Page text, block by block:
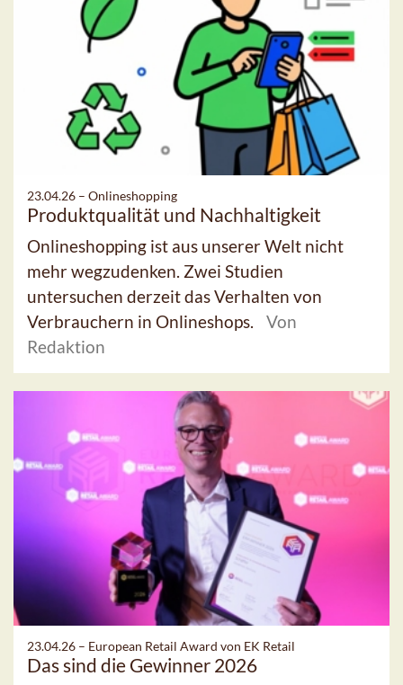
23.04.26 – Onlineshopping
Produktqualität und Nachhaltigkeit
Onlineshopping ist aus unserer Welt nicht
mehr wegzudenken. Zwei Studien
untersuchen derzeit das Verhalten von
Verbrauchern in Onlineshops.
Von
Redaktion
23.04.26 – European Retail Award von EK Retail
Das sind die Gewinner 2026